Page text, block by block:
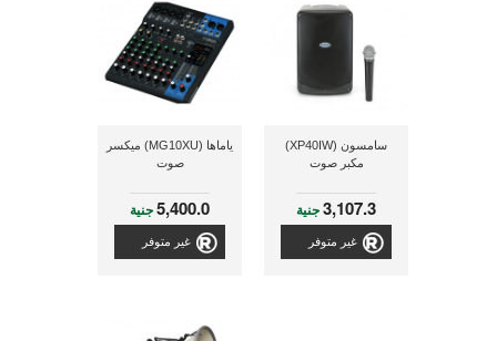
سامسون (XP40IW)
مكبر صوت
3,107.3جنية
غير متوفر
ياماها (MG10XU) ميكسر
صوت
5,400.0جنية
غير متوفر